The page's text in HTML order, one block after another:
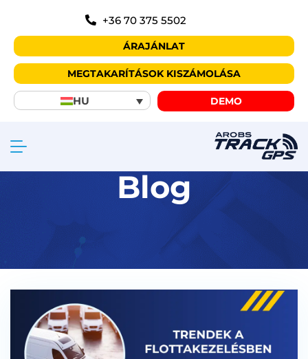
+36 70 375 5502
ÁRAJÁNLAT
MEGTAKARÍTÁSOK KISZÁMOLÁSA
HU DEMO
Blog